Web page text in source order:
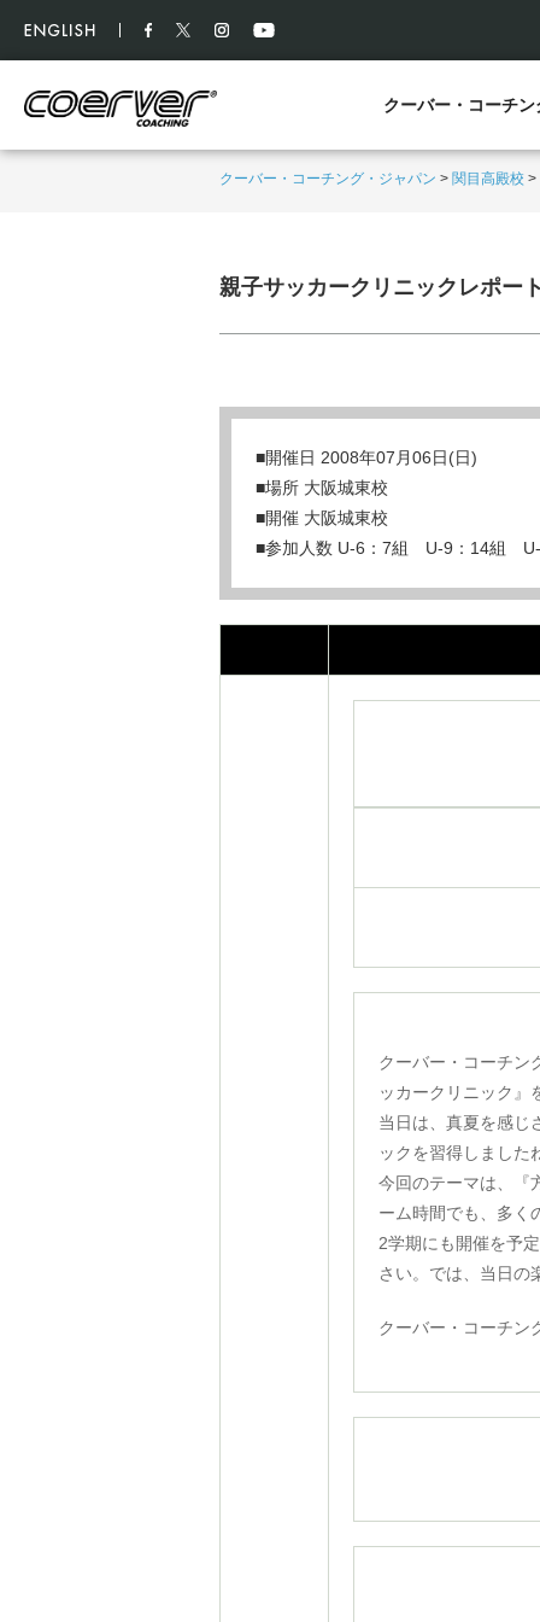
クーバー・コーチン
クーバー・コーチング・ジャパン > 関目高殿校 >
親子サッカークリニックレポー
■開催日 2008年07月06日(日)
■場所 大阪城東校
■開催 大阪城東校
■参加人数 U-6：7組 U-9：14組
クーバー・コーチン
ッカークリニック』
当日は、真夏を感じ
ックを習得しました
今回のテーマは、『
ーム時間でも、多く
2学期にも開催を予
さい。では、当日の
クーバー・コーチ